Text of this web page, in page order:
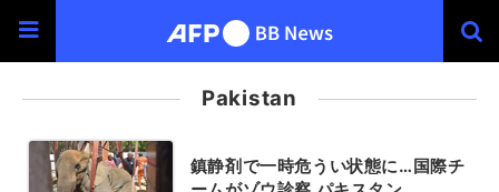
Pakistan
鎮静剤で一時危うい状態に…国際チ